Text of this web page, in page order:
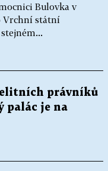
Bulovka v
Vrchní státní
elitních právníků
palác je na